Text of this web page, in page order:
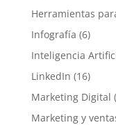
Herramientas
Infografía (6)
Inteligencia
LinkedIn (16)
Marketing Digital
Marketing y